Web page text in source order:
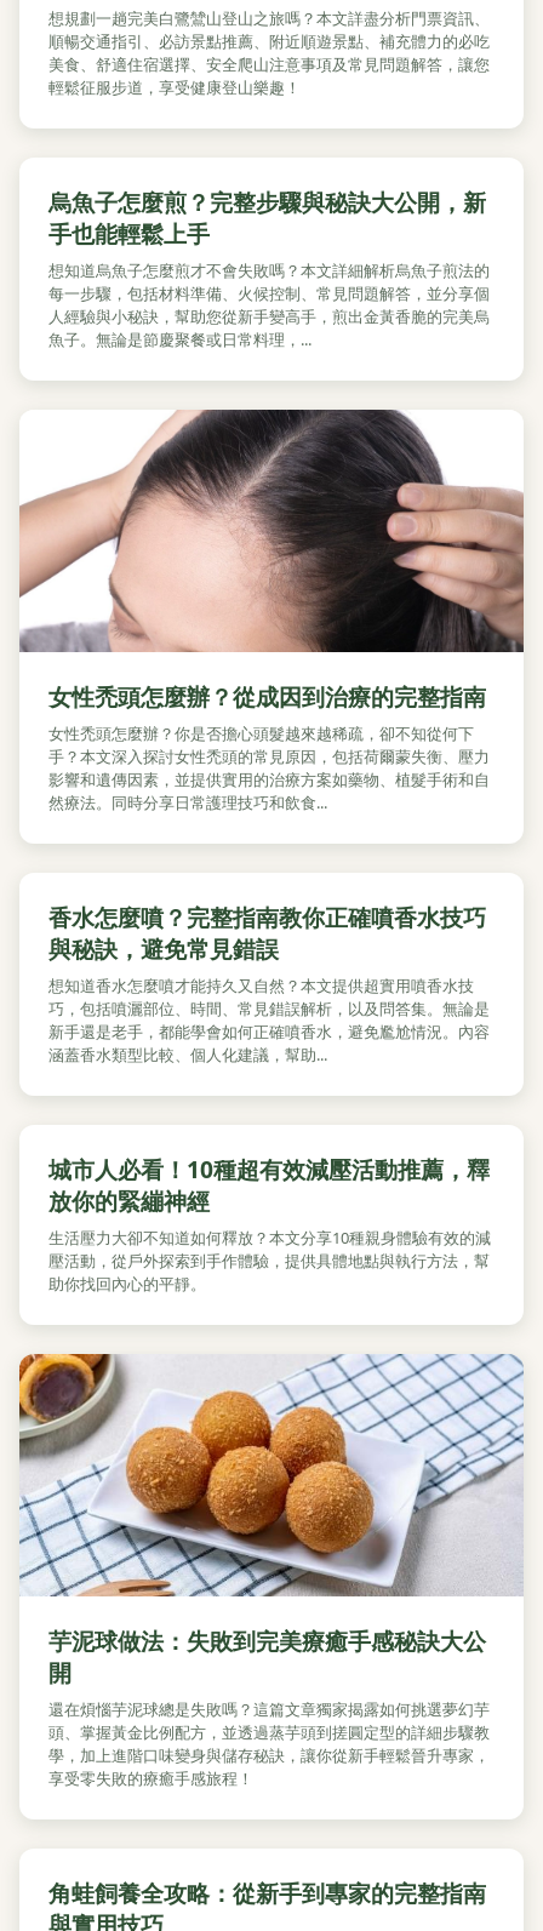
想規劃一趟完美白鷺鷥山登山之旅嗎？本文詳盡分析門票資訊、
順暢交通指引、必訪景點推薦、附近順遊景點、補充體力的必吃
美食、舒適住宿選擇、安全爬山注意事項及常見問題解答，讓您
輕鬆征服步道，享受健康登山樂趣！
烏魚子怎麼煎？完整步驟與秘訣大公開，新
手也能輕鬆上手
想知道烏魚子怎麼煎才不會失敗嗎？本文詳細解析烏魚子煎法的
每一步驟，包括材料準備、火候控制、常見問題解答，並分享個
人經驗與小秘訣，幫助您從新手變高手，煎出金黃香脆的完美烏
魚子。無論是節慶聚餐或日常料理，...
女性禿頭怎麼辦？從成因到治療的完整指南
女性禿頭怎麼辦？你是否擔心頭髮越來越稀疏，卻不知從何下
手？本文深入探討女性禿頭的常見原因，包括荷爾蒙失衡、壓力
影響和遺傳因素，並提供實用的治療方案如藥物、植髮手術和自
然療法。同時分享日常護理技巧和飲食...
香水怎麼噴？完整指南教你正確噴香水技巧
與秘訣，避免常見錯誤
想知道香水怎麼噴才能持久又自然？本文提供超實用噴香水技
巧，包括噴灑部位、時間、常見錯誤解析，以及問答集。無論是
新手還是老手，都能學會如何正確噴香水，避免尷尬情況。內容
涵蓋香水類型比較、個人化建議，幫助...
城市人必看！10種超有效減壓活動推薦，釋
放你的緊繃神經
生活壓力大卻不知道如何釋放？本文分享10種親身體驗有效的減
壓活動，從戶外探索到手作體驗，提供具體地點與執行方法，幫
助你找回內心的平靜。
芋泥球做法：失敗到完美療癒手感秘訣大公
開
還在煩惱芋泥球總是失敗嗎？這篇文章獨家揭露如何挑選夢幻芋
頭、掌握黃金比例配方，並透過蒸芋頭到搓圓定型的詳細步驟教
學，加上進階口味變身與儲存秘訣，讓你從新手輕鬆晉升專家，
享受零失敗的療癒手感旅程！
角蛙飼養全攻略：從新手到專家的完整指南